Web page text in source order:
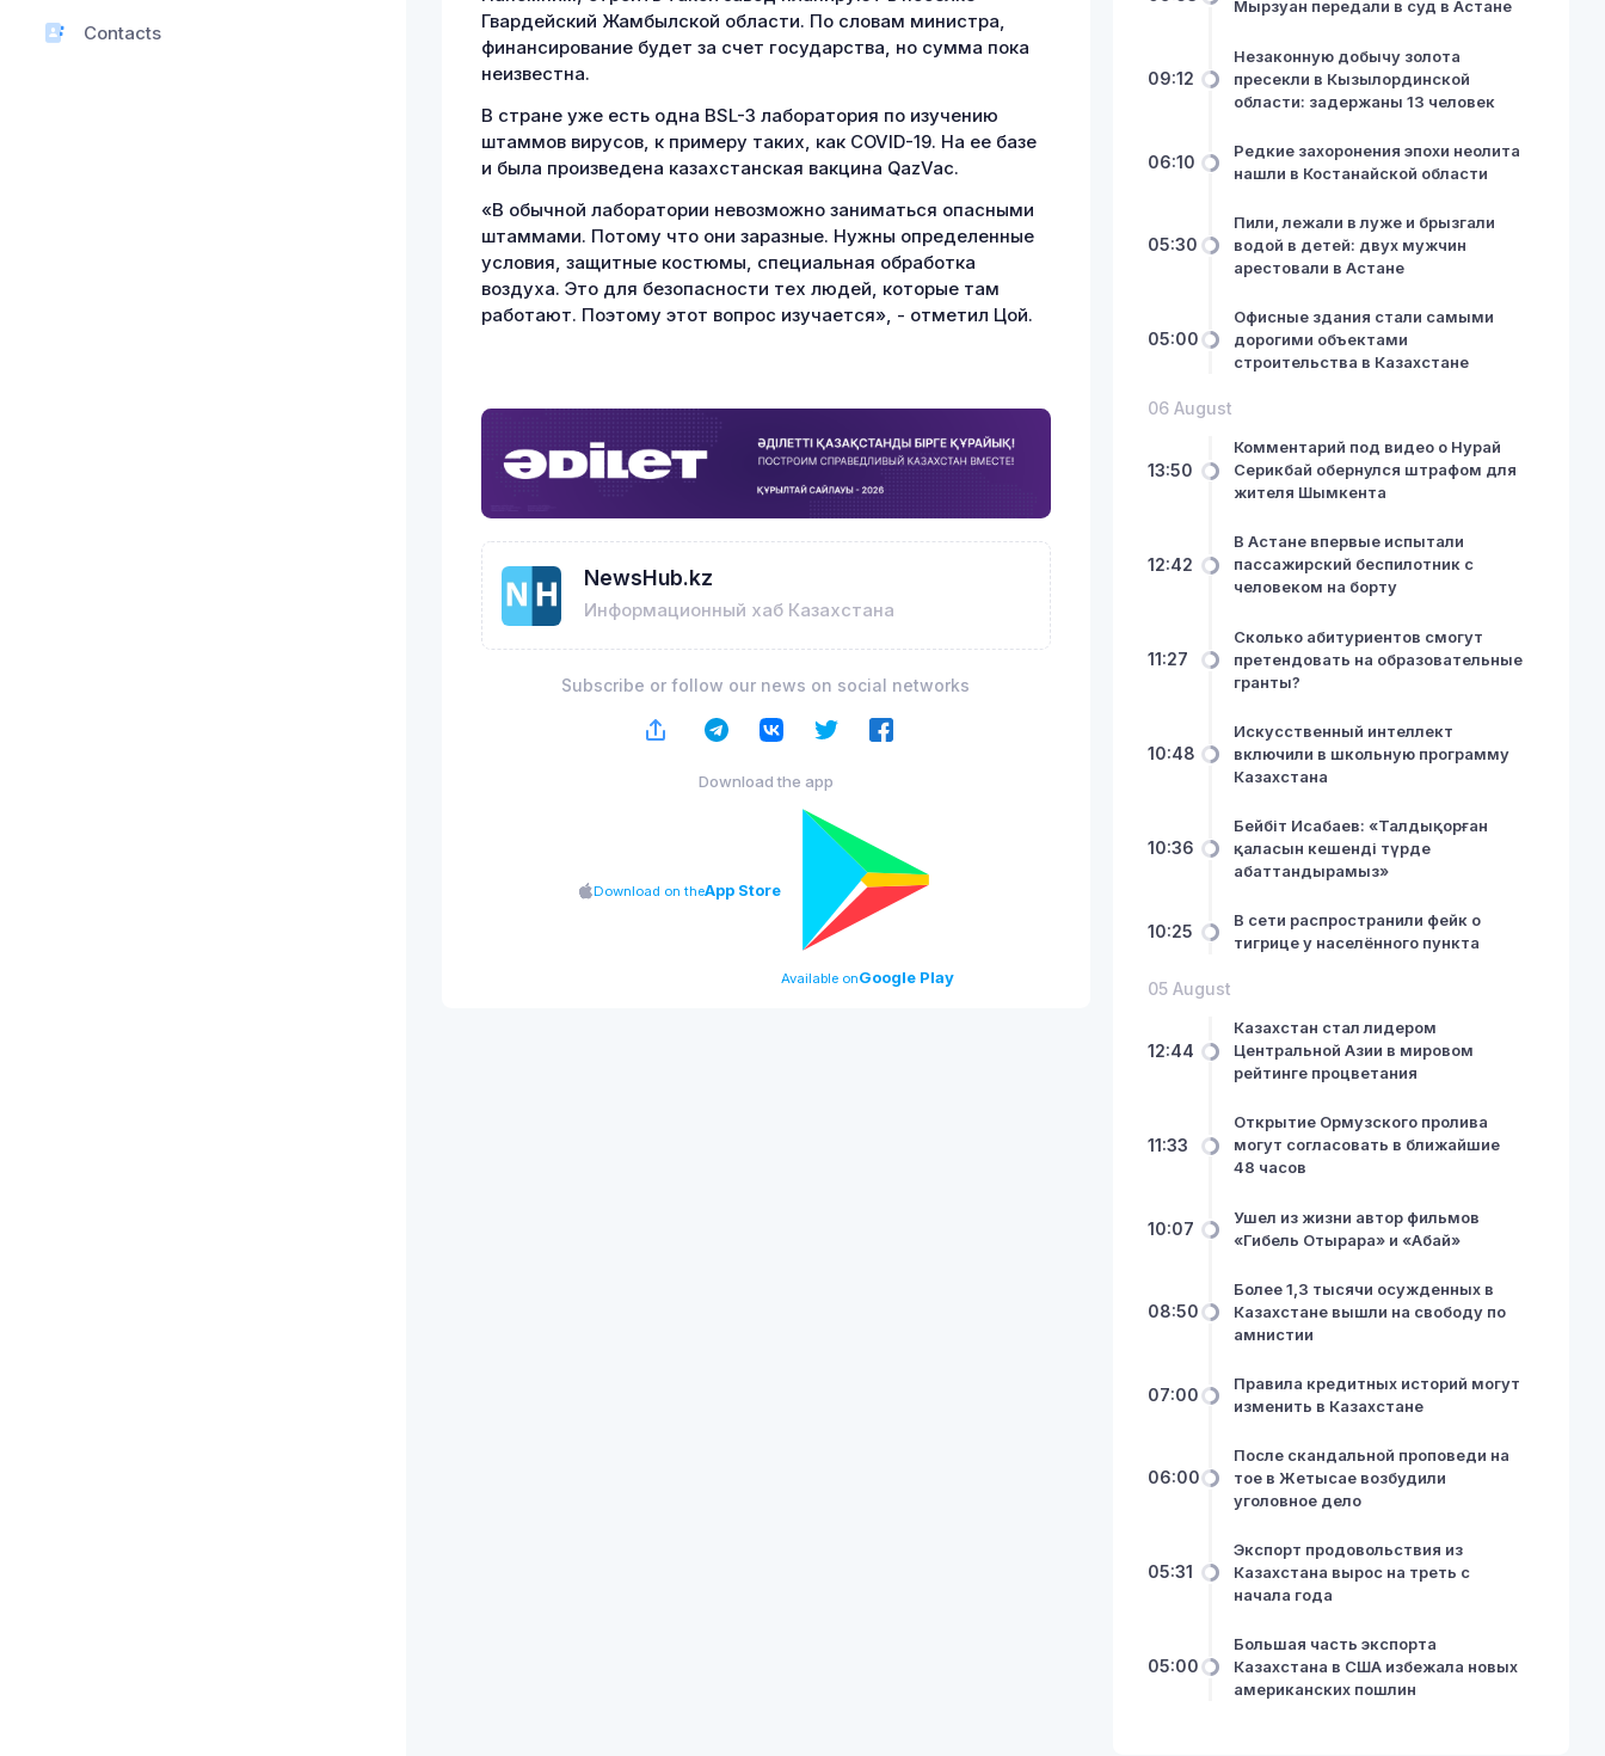
Contacts
Гвардейский Жамбылской области. По словам министра,
финансирование будет за счет государства, но сумма пока
неизвестна.
В стране уже есть одна BSL-3 лаборатория по изучению
штаммов вирусов, к примеру таких, как COVID-19. На ее базе
и была произведена казахстанская вакцина QazVac.
«В обычной лаборатории невозможно заниматься опасными
штаммами. Потому что они заразные. Нужны определенные
условия, защитные костюмы, специальная обработка
воздуха. Это для безопасности тех людей, которые там
работают. Поэтому этот вопрос изучается», - отметил Цой.
NewsHub.kz
Информационный хаб Казахстана
Subscribe or follow our news on social networks
Download the app
Download on theApp Store
Available onGoogle Play
Мырзуан передали в суд в Астане
09:12
Незаконную добычу золота
пресекли в Кызылординской
области: задержаны 13 человек
06:10
Редкие захоронения эпохи неолита
нашли в Костанайской области
05:30
Пили, лежали в луже и брызгали
водой в детей: двух мужчин
арестовали в Астане
05:00
Офисные здания стали самыми
дорогими объектами
строительства в Казахстане
06 August
13:50
Комментарий под видео о Нурай
Серикбай обернулся штрафом для
жителя Шымкента
12:42
В Астане впервые испытали
пассажирский беспилотник с
человеком на борту
11:27
Сколько абитуриентов смогут
претендовать на образовательные
гранты?
10:48
Искусственный интеллект
включили в школьную программу
Казахстана
10:36
Бейбіт Исабаев: «Талдықорған
қаласын кешенді түрде
абаттандырамыз»
10:25
В сети распространили фейк о
тигрице у населённого пункта
05 August
12:44
Казахстан стал лидером
Центральной Азии в мировом
рейтинге процветания
11:33
Открытие Ормузского пролива
могут согласовать в ближайшие
48 часов
10:07
Ушел из жизни автор фильмов
«Гибель Отырара» и «Абай»
08:50
Более 1,3 тысячи осужденных в
Казахстане вышли на свободу по
амнистии
07:00
Правила кредитных историй могут
изменить в Казахстане
06:00
После скандальной проповеди на
тое в Жетысае возбудили
уголовное дело
05:31
Экспорт продовольствия из
Казахстана вырос на треть с
начала года
05:00
Большая часть экспорта
Казахстана в США избежала новых
американских пошлин